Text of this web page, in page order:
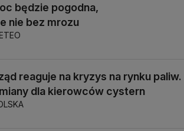
będzie pogodna,
nie bez mrozu
reaguje na kryzys na rynku paliw.
dla kierowców cystern